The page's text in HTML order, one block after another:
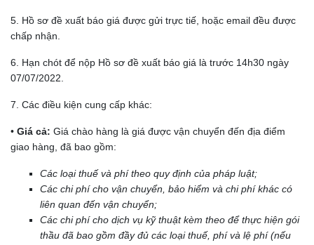
5. Hồ sơ đề xuất báo giá được gửi trực tiế, hoặc email đều được
chấp nhận.
6. Hạn chót để nộp Hồ sơ đề xuất báo giá là trước 14h30 ngày
07/07/2022.
7. Các điều kiện cung cấp khác:
• Giá cả: Giá chào hàng là giá được vận chuyển đến địa điểm
giao hàng, đã bao gồm:
Các loại thuế và phí theo quy định của pháp luật;
Các chi phí cho vận chuyển, bảo hiểm và chi phí khác có
liên quan đến vận chuyển;
Các chi phí cho dịch vụ kỹ thuật kèm theo để thực hiện gói
thầu đã bao gồm đầy đủ các loại thuế, phí và lệ phí (nếu